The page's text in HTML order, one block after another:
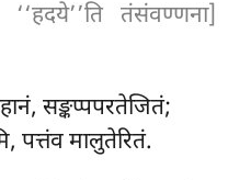
तंसंवण्णना]
सङ्कप्पपरतेजितं;
पत्तंव मालुतेरितं.